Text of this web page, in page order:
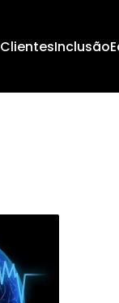
ClientesInclusão